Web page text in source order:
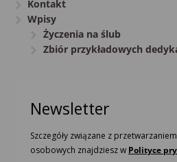
Kontakt
Wpisy
Życzenia na ślub
Zbiór przykładowych
Newsletter
Szczegóły związane z
osobowych znajdziesz w Polityce